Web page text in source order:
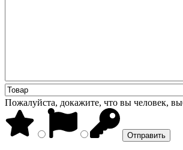
Пожалуйста, докажите, что вы человек,